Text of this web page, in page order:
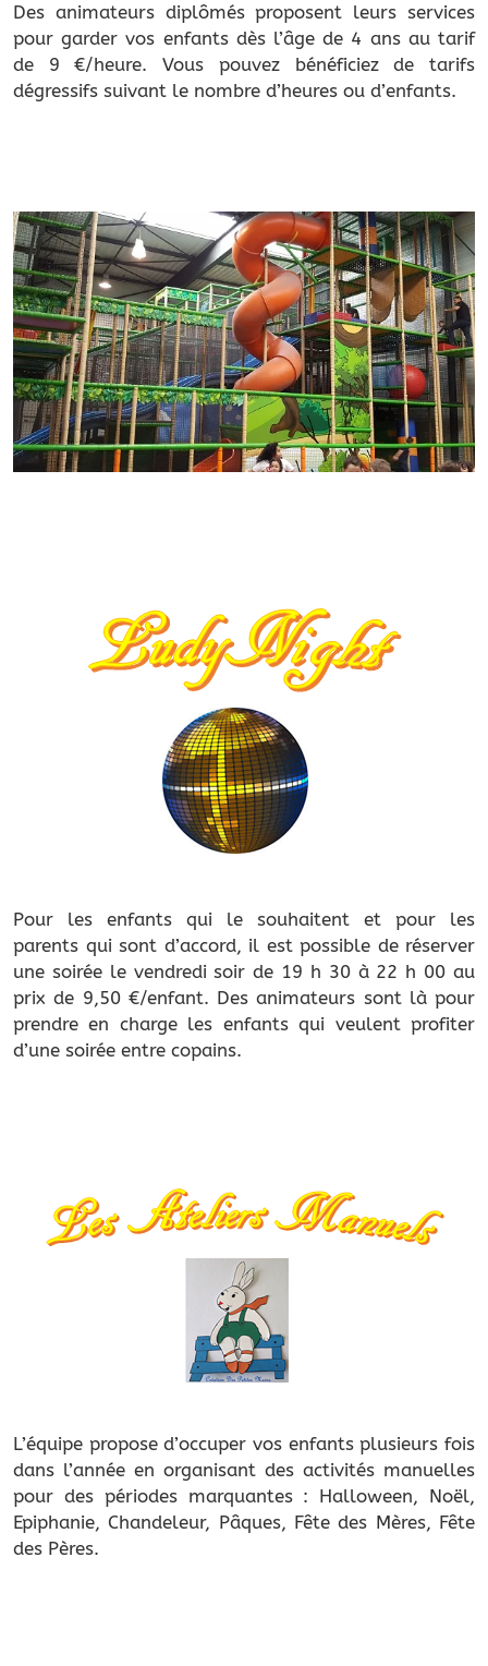
Des animateurs diplômés proposent leurs services
pour garder vos enfants dès l’âge de 4 ans au tarif
de 9 €/heure. Vous pouvez bénéficiez de tarifs
dégressifs suivant le nombre d’heures ou d’enfants.
Pour les enfants qui le souhaitent et pour les
parents qui sont d’accord, il est possible de réserver
une soirée le vendredi soir de 19 h 30 à 22 h 00 au
prix de 9,50 €/enfant. Des animateurs sont là pour
prendre en charge les enfants qui veulent profiter
d’une soirée entre copains.
L’équipe propose d’occuper vos enfants plusieurs fois
dans l’année en organisant des activités manuelles
pour des périodes marquantes : Halloween, Noël,
Epiphanie, Chandeleur, Pâques, Fête des Mères, Fête
des Pères.